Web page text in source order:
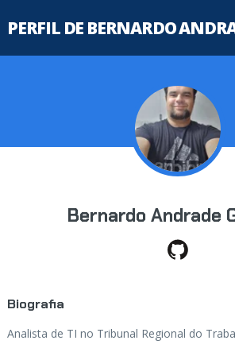
PERFIL DE BERNARDO
Bernardo Andrade
Biografia
Analista de TI no Tribunal Regional do